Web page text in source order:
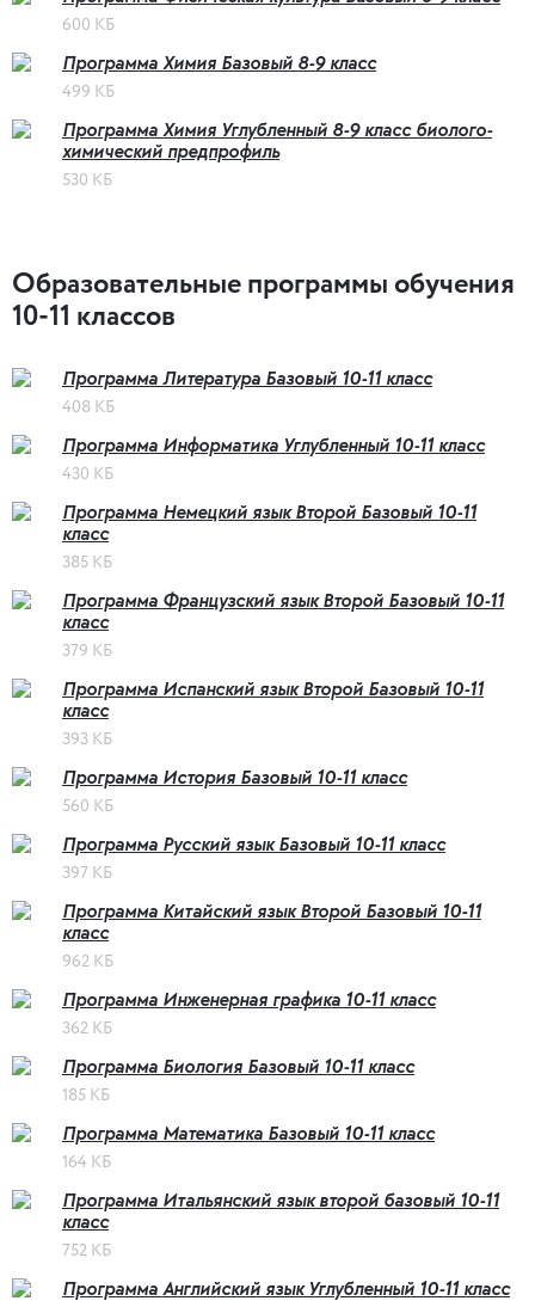
600 КБ
Программа Химия Базовый 8-9 класс
499 КБ
Программа Химия Углубленный 8-9 класс биолого-
химический предпрофиль
530 КБ
Образовательные программы обучения
10-11 классов
Программа Литература Базовый 10-11 класс
408 КБ
Программа Информатика Углубленный 10-11 класс
430 КБ
Программа Немецкий язык Второй Базовый 10-11
класс
385 КБ
Программа Французский язык Второй Базовый 10-11
класс
379 КБ
Программа Испанский язык Второй Базовый 10-11
класс
393 КБ
Программа История Базовый 10-11 класс
560 КБ
Программа Русский язык Базовый 10-11 класс
397 КБ
Программа Китайский язык Второй Базовый 10-11
класс
962 КБ
Программа Инженерная графика 10-11 класс
362 КБ
Программа Биология Базовый 10-11 класс
185 КБ
Программа Математика Базовый 10-11 класс
164 КБ
Программа Итальянский язык второй базовый 10-11
класс
752 КБ
Программа Английский язык Углубленный 10-11 класс